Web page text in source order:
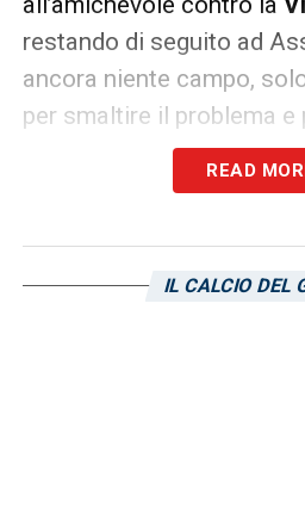
restando di seguito ad
ancora niente campo,
per smaltire il problema e
allenarsi regolarmente
Sarà dunque
LA PLAYLIST DELLE
READ
IL CALCIO DEL